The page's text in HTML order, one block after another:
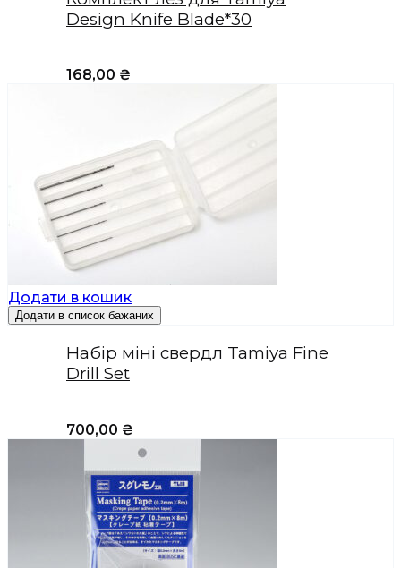
Design Knife Blade*30
168,00 ₴
Додати в кошик
Додати в список бажаних
Набір міні свердл Tamiya Fine
Drill Set
700,00 ₴